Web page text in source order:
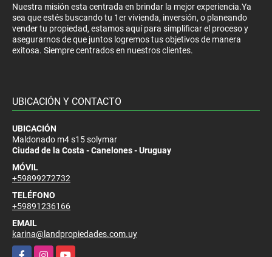
Nuestra misión esta centrada en brindar la mejor experiencia.Ya
sea que estés buscando tu 1er vivienda, inversión, o planeando
vender tu propiedad, estamos aquí para simplificar el proceso y
asegurarnos de que juntos logremos tus objetivos de manera
exitosa. Siempre centrados en nuestros clientes.
UBICACIÓN Y CONTACTO
UBICACIÓN
Maldonado m4 s15 solymar
Ciudad de la Costa - Canelones - Uruguay
MÓVIL
+59899272732
TELÉFONO
+59891236166
EMAIL
karina@landpropiedades.com.uy
FacebookInstagramYouTube